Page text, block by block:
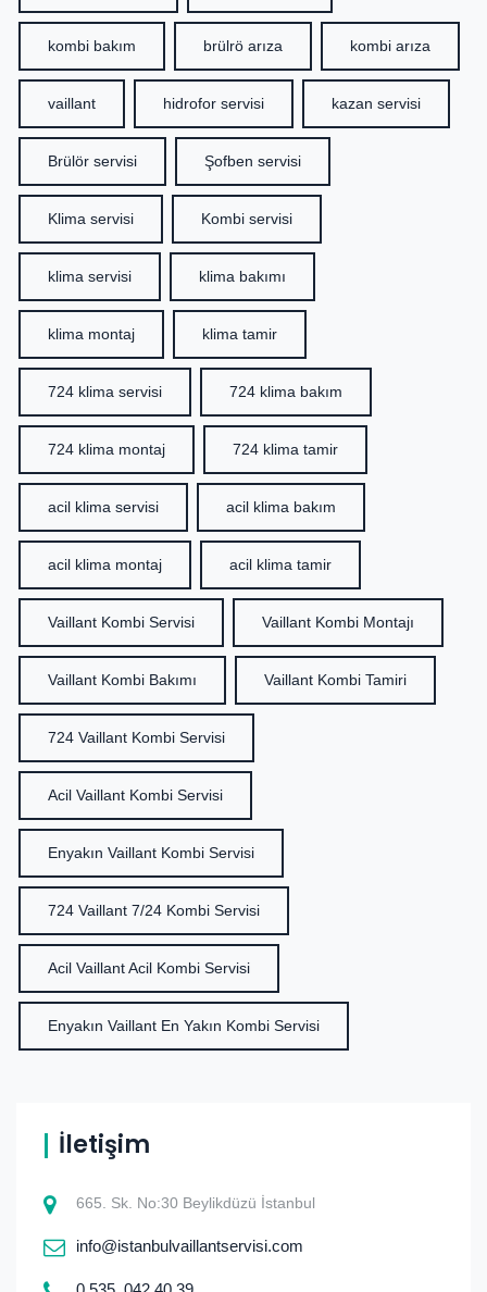
kombi bakım brülrö arıza kombi arıza
vaillant hidrofor servisi kazan servisi
Brülör servisi Şofben servisi
Klima servisi Kombi servisi
klima servisi klima bakımı
klima montaj klima tamir
724 klima servisi 724 klima bakım
724 klima montaj 724 klima tamir
acil klima servisi acil klima bakım
acil klima montaj acil klima tamir
Vaillant Kombi Servisi Vaillant Kombi Montajı
Vaillant Kombi Bakımı Vaillant Kombi Tamiri
724 Vaillant Kombi Servisi
Acil Vaillant Kombi Servisi
Enyakın Vaillant Kombi Servisi
724 Vaillant 7/24 Kombi Servisi
Acil Vaillant Acil Kombi Servisi
Enyakın Vaillant En Yakın Kombi Servisi
İletişim
665. Sk. No:30 Beylikdüzü İstanbul
info@istanbulvaillantservisi.com